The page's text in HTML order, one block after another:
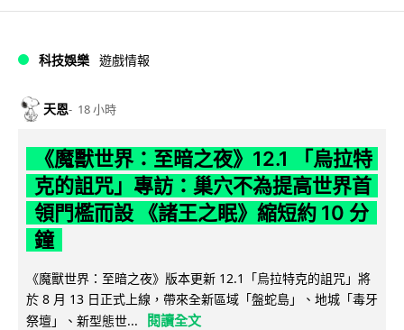
科技娛樂 遊戲情報
天恩 18 小時
《魔獸世界：至暗之夜》12.1 「烏拉特
克的詛咒」專訪：巢穴不為提高世界首
領門檻而設 《諸王之眠》縮短約 10 分
鐘
《魔獸世界：至暗之夜》版本更新 12.1「烏拉特克的詛咒」將
於 8 月 13 日正式上線，帶來全新區域「盤蛇島」、地城「毒牙
祭壇」、新型態世...
閱讀全文